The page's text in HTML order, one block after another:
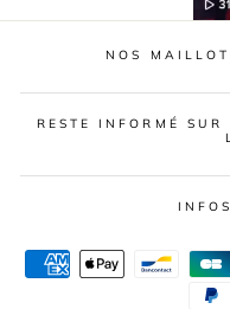
NOS
RESTE INFORMÉ